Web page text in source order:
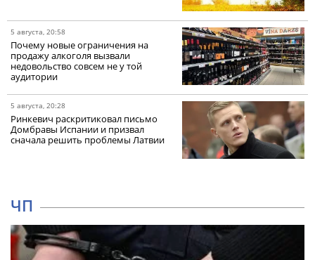
5 августа, 20:58
Почему новые ограничения на
продажу алкоголя вызвали
недовольство совсем не у той
аудитории
5 августа, 20:28
Ринкевич раскритиковал письмо
Домбравы Испании и призвал
сначала решить проблемы Латвии
ЧП